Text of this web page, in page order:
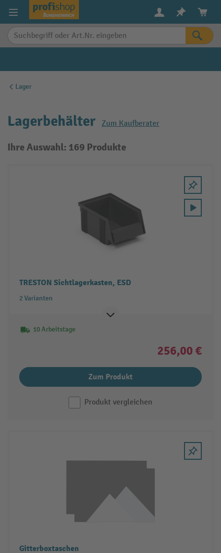
springen
Lager
Lagerbehälter Zum Kaufberater
Ihre Auswahl: 169 Produkte
TRESTON Sichtlagerkasten, ESD
2 Varianten
10 Arbeitstage
256,00 €
Zum Produkt
Produkt vergleichen
Gitterboxtaschen